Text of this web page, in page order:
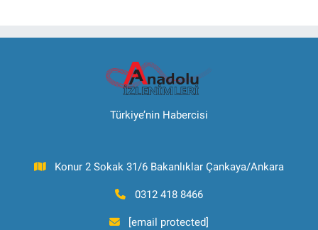
Türkiye’nin Habercisi
Konur 2 Sokak 31/6 Bakanlıklar Çankaya/Ankara
0312 418 8466
[email protected]